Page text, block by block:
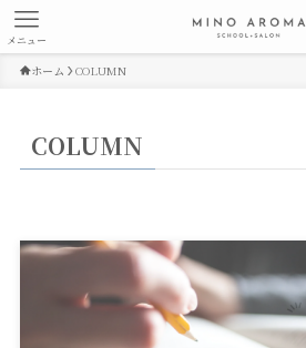
メニュー
ホーム COLUMN
COLUMN